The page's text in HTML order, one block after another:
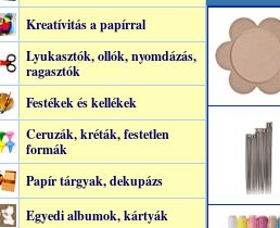
Kreatívitás a papírral
Lyukasztók, ollók, nyomdázás,
ragasztók
Festékek és kellékek
Ceruzák, kréták, festetlen
formák
Papír tárgyak, dekupázs
Egyedi albumok, kártyák